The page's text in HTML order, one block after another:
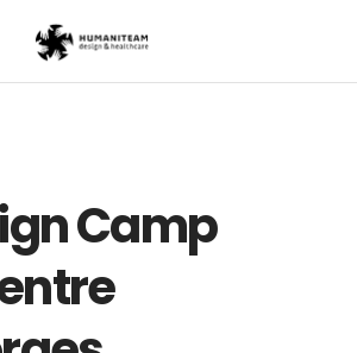
Camp